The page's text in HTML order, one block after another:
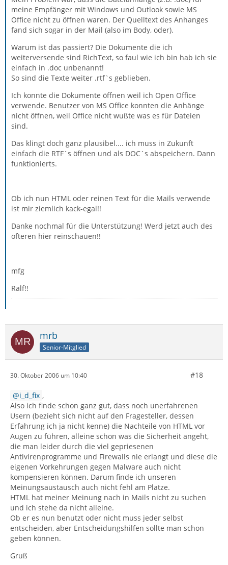
meine Empfänger mit Windows und Outlook sowie MS
Office nicht zu öffnen waren. Der Quelltext des Anhanges
fand sich sogar in der Mail (also im Body, oder).
Warum ist das passiert? Die Dokumente die ich
weiterversende sind RichText, so faul wie ich bin hab ich sie
einfach in .doc unbenannt!
So sind die Texte weiter .rtf`s geblieben.
Ich konnte die Dokumente öffnen weil ich Open Office
verwende. Benutzer von MS Office konnten die Anhänge
nicht öffnen, weil Office nicht wußte was es für Dateien
sind.
Das klingt doch ganz plausibel.... ich muss in Zukunft
einfach die RTF`s öffnen und als DOC`s abspeichern. Dann
funktionierts.
Ob ich nun HTML oder reinen Text für die Mails verwende
ist mir ziemlich kack-egal!!
Danke nochmal für die Unterstützung! Werd jetzt auch des
öfteren hier reinschauen!!
mfg
Ralf!!
mrb
Senior-Mitglied
30. Oktober 2006 um 10:40 #18
i_d_fix ,
Also ich finde schon ganz gut, dass noch unerfahrenen
Usern (bezieht sich nicht auf den Fragesteller, dessen
Erfahrung ich ja nicht kenne) die Nachteile von HTML vor
Augen zu führen, alleine schon was die Sicherheit angeht,
die man leider durch die viel gepriesenen
Antivirenprogramme und Firewalls nie erlangt und diese die
eigenen Vorkehrungen gegen Malware auch nicht
kompensieren können. Darum finde ich unseren
Meinungsaustausch auch nicht fehl am Platze.
HTML hat meiner Meinung nach in Mails nicht zu suchen
und ich stehe da nicht alleine.
Ob er es nun benutzt oder nicht muss jeder selbst
entscheiden, aber Entscheidungshilfen sollte man schon
geben können.
Gruß